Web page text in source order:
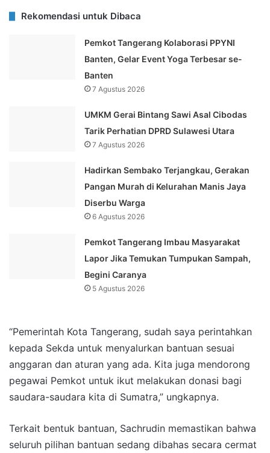
Rekomendasi untuk Dibaca
Pemkot Tangerang Kolaborasi PPYNI
Banten, Gelar Event Yoga Terbesar se-
Banten
7 Agustus 2026
UMKM Gerai Bintang Sawi Asal Cibodas
Tarik Perhatian DPRD Sulawesi Utara
7 Agustus 2026
Hadirkan Sembako Terjangkau, Gerakan
Pangan Murah di Kelurahan Manis Jaya
Diserbu Warga
6 Agustus 2026
Pemkot Tangerang Imbau Masyarakat
Lapor Jika Temukan Tumpukan Sampah,
Begini Caranya
5 Agustus 2026
“Pemerintah Kota Tangerang, sudah saya perintahkan
kepada Sekda untuk menyalurkan bantuan sesuai
anggaran dan aturan yang ada. Kita juga mendorong
pegawai Pemkot untuk ikut melakukan donasi bagi
saudara-saudara kita di Sumatra,” ungkapnya.
Terkait bentuk bantuan, Sachrudin memastikan bahwa
seluruh pilihan bantuan sedang dibahas secara cermat